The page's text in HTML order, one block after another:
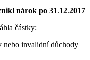
nárok po 31.12.2017
částky:
nebo invalidní důchody